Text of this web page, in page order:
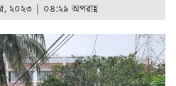
২০২৩ | ০৪:২৯ অপরাহ্ণ